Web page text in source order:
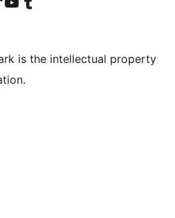
is the intellectual property